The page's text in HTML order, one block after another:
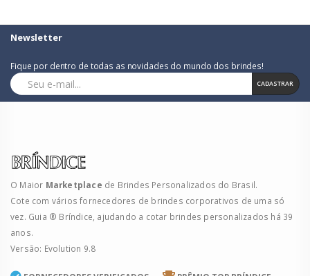
Newsletter
Fique por dentro de todas as novidades do mundo dos brindes!
CADASTRAR
O Maior Marketplace de Brindes Personalizados do Brasil.
Cote com vários fornecedores de brindes corporativos de uma só
vez. Guia ® Bríndice, ajudando a cotar brindes personalizados há 39
anos.
Versão: Evolution 9.8